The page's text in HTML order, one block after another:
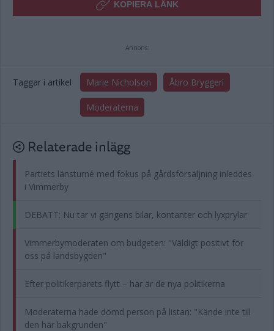
KOPIERA LÄNK
Annons:
Taggar i artikel Marie Nicholson Åbro Bryggeri
Moderaterna
Relaterade inlägg
Partiets länsturné med fokus på gårdsförsäljning inleddes
i Vimmerby
DEBATT: Nu tar vi gängens bilar, kontanter och lyxprylar
Vimmerbymoderaten om budgeten: "Väldigt positivt för
oss på landsbygden"
Efter politikerparets flytt – här är de nya politikerna
Moderaterna hade dömd person på listan: "Kände inte till
den här bakgrunden"